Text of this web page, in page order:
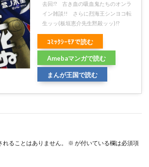
去回!? 古き血の吸血鬼たちのオンラ
イン雑談!! さらに烈海王シンヨコ転
生ッッ(板垣恵介先生黙殺ッッ)!?
ｺﾐｯｸｼｰﾓｱで読む
Amebaマンガで読む
まんが王国で読む
ることはありません。 ※ が付いている欄は必須項